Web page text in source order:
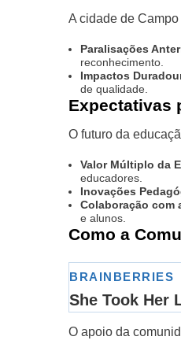
A cidade de
Paralisações
reconhecimento.
Impactos
de qualidade.
Expectativas
O futuro da
Valor Múltiplo da
educadores.
Inovações
Colaboração com
e alunos.
Como a
O apoio da